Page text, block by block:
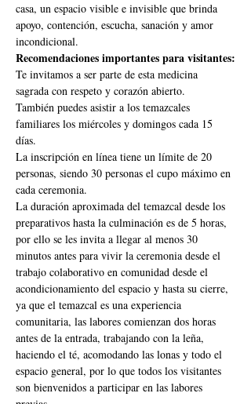
casa, un espacio visible e invisible que brinda
apoyo, contención, escucha, sanación y amor
incondicional.
Recomendaciones importantes para visitantes:
Te invitamos a ser parte de esta medicina
sagrada con respeto y corazón abierto.
También puedes asistir a los temazcales
familiares los miércoles y domingos cada 15
días.
La inscripción en línea tiene un límite de 20
personas, siendo 30 personas el cupo máximo en
cada ceremonia.
La duración aproximada del temazcal desde los
preparativos hasta la culminación es de 5 horas,
por ello se les invita a llegar al menos 30
minutos antes para vivir la ceremonia desde el
trabajo colaborativo en comunidad desde el
acondicionamiento del espacio y hasta su cierre,
ya que el temazcal es una experiencia
comunitaria, las labores comienzan dos horas
antes de la entrada, trabajando con la leña,
haciendo el té, acomodando las lonas y todo el
espacio general, por lo que todos los visitantes
son bienvenidos a participar en las labores